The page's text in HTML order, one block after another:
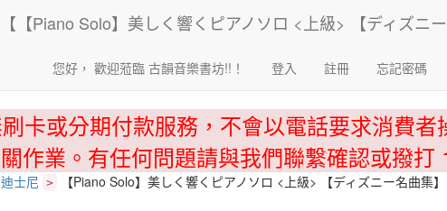
您好， 歡迎蒞臨 古韻音樂書坊!!！ 登入 註冊 忘記密碼
卡或分期付款服務，不會以電話要求消費
作業。有任何問題請與我們聯繫確認或撥打
迪士尼 > 【Piano Solo】美しく響くピアノソロ <上級> 【ディズニー名曲集】